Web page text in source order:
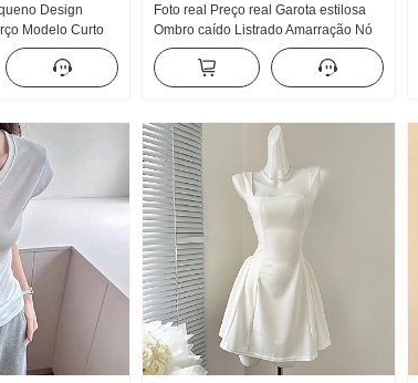
Design
Modelo Curto
alta Fluida
Calça casual
Foto real Preço real Garota estilosa
Ombro caído Listrado Amarração Nó
Sem mangas Colete feminino
Ajustado Efeito emagrecedor Modelo
Curto Camiseta Top